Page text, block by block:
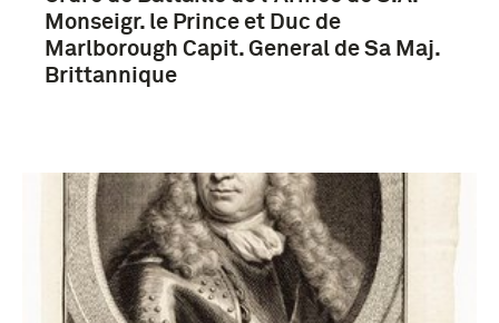
Monseigr. le Prince et Duc de
Marlborough Capit. General de Sa Maj.
Brittannique